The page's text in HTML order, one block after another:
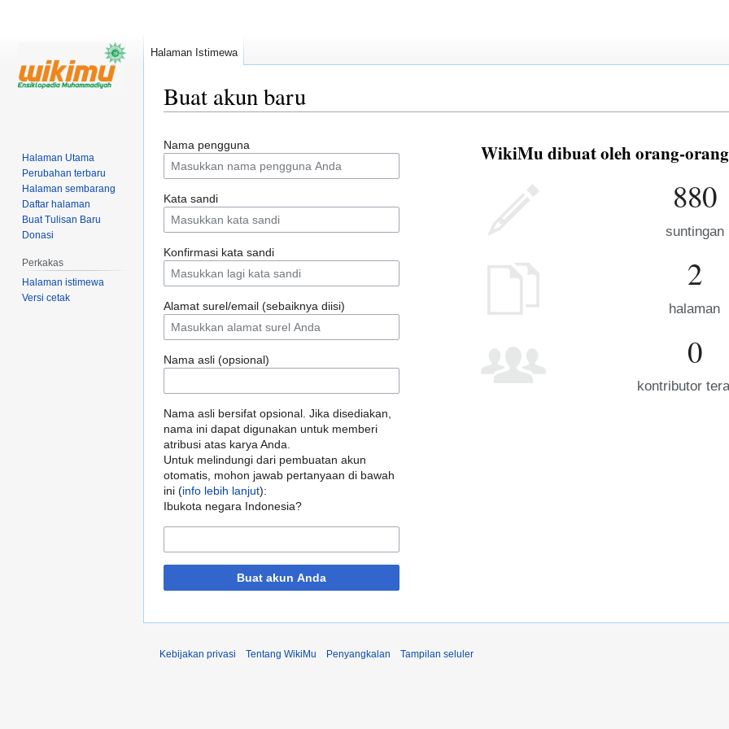
Buat akun baru
ke
navigasi
ke
pencarian
Nama pengguna
Kata sandi
Konfirmasi kata sandi
Alamat surel/email (sebaiknya diisi)
Nama asli (opsional)
Nama asli bersifat opsional. Jika disediakan,
nama ini dapat digunakan untuk memberi
atribusi atas karya Anda.
Untuk melindungi dari pembuatan akun
otomatis, mohon jawab pertanyaan di bawah
ini (info lebih lanjut):
Ibukota negara Indonesia?
Buat akun Anda
WikiMu dibuat oleh orang-
880
suntingan
2
halaman
0
kontributor
Halaman Istimewa
Halaman Utama
Perubahan terbaru
Halaman sembarang
Daftar halaman
Buat Tulisan Baru
Donasi
Perkakas
Halaman istimewa
Versi cetak
Kebijakan privasi Tentang WikiMu Penyangkalan Tampilan seluler